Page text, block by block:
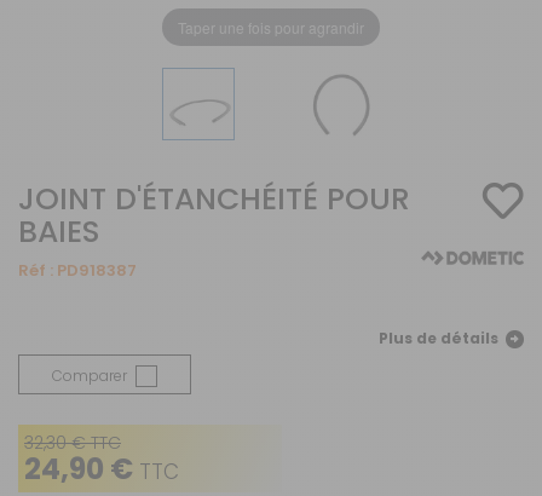
Taper une fois pour agrandir
JOINT D'ÉTANCHÉITÉ POUR
BAIES
Réf : PD918387
Plus de détails
Comparer
32,30 € TTC
24,90 € TTC